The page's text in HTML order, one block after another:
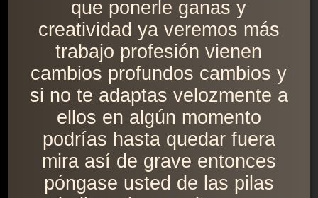
que ponerle ganas y
creatividad ya veremos más
trabajo profesión vienen
cambios profundos cambios y
si no te adaptas velozmente a
ellos en algún momento
podrías hasta quedar fuera
mira así de grave entonces
póngase usted de las pilas